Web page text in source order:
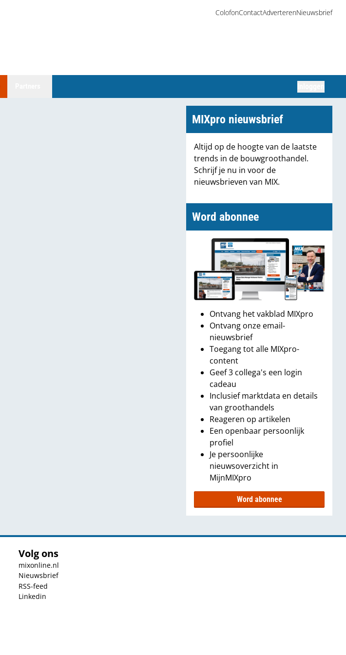
ColofonContactAdverterenNieuwsbrief
MIXpro nieuwsbrief
Altijd op de hoogte van de laatste
trends in de bouwgroothandel.
Schrijf je nu in voor de
nieuwsbrieven van MIX.
Word abonnee
Ontvang het vakblad MIXpro
Ontvang onze email-
nieuwsbrief
Toegang tot alle MIXpro-
content
Geef 3 collega's een login
cadeau
Inclusief marktdata en details
van groothandels
Reageren op artikelen
Een openbaar persoonlijk
profiel
Je persoonlijke
nieuwsoverzicht in
MijnMIXpro
Word abonnee
Volg ons
mixonline.nl
Nieuwsbrief
RSS-feed
Linkedin